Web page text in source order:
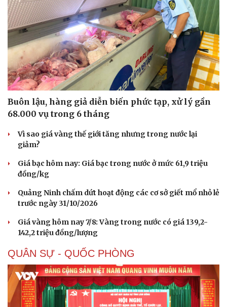
Buôn lậu, hàng giả diễn biến phức tạp, xử lý gần
68.000 vụ trong 6 tháng
Vì sao giá vàng thế giới tăng nhưng trong nước lại
giảm?
Giá bạc hôm nay: Giá bạc trong nước ở mức 61,9 triệu
đồng/kg
Quảng Ninh chấm dứt hoạt động các cơ sở giết mổ nhỏ lẻ
trước ngày 31/10/2026
Giá vàng hôm nay 7/8: Vàng trong nước có giá 139,2-
142,2 triệu đồng/lượng
QUÂN SỰ - QUỐC PHÒNG